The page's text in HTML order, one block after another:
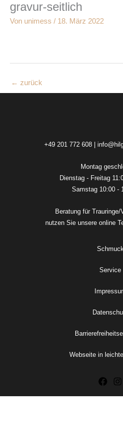
Zumgravur-seitlich
Von unimess / 18. März 2022
← zurück
+49 201 772 608 |
Montag
Dienstag - Freitag
Samstag 10:00 -
Beratung für Trauringe/
nutzen Sie unsere online
Service
Webseite in